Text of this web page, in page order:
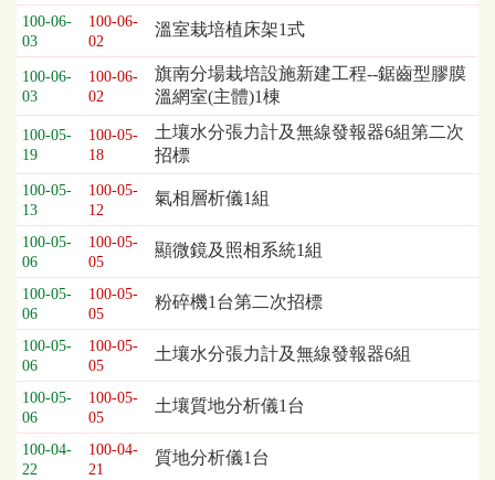
100-06-
03
100-06-
02
溫室栽培植床架1式
100-06-
03
100-06-
02
旗南分場栽培設施新建工程--鋸齒型膠膜
溫網室(主體)1棟
100-05-
19
100-05-
18
土壤水分張力計及無線發報器6組第二次
招標
100-05-
13
100-05-
12
氣相層析儀1組
100-05-
06
100-05-
05
顯微鏡及照相系統1組
100-05-
06
100-05-
05
粉碎機1台第二次招標
100-05-
06
100-05-
05
土壤水分張力計及無線發報器6組
100-05-
06
100-05-
05
土壤質地分析儀1台
100-04-
22
100-04-
21
質地分析儀1台